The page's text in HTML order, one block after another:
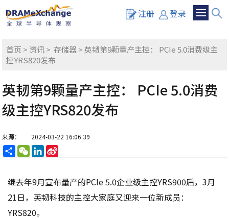
注册 登录
首页 > 资讯>存储器> 英韧第9颗量产主控： PCIe 5.0消费级主
控YRS820发布
英韧第9颗量产主控： PCIe 5.0消费
级主控YRS820发布
来源： 2024-03-22 16:06:39
分
享
WeChatLinkedIn
继去年9月宣布量产的PCIe 5.0企业级主控YRS900后，3月
21日，英韧科技的主控大家庭又迎来一位新成员：
YRS820。